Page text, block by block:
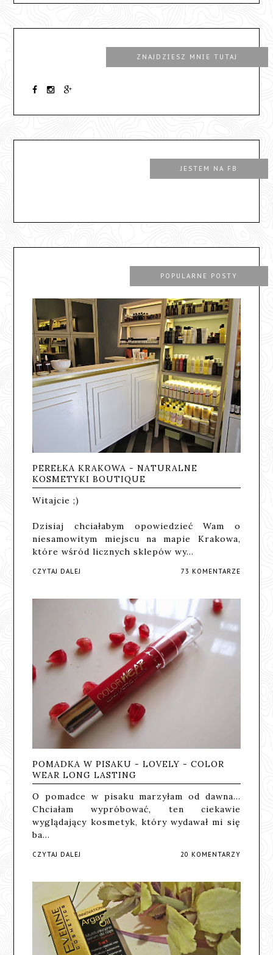
ZNAJDZIESZ MNIE TUTAJ
JESTEM NA FB
POPULARNE POSTY
PEREŁKA KRAKOWA - NATURALNE
KOSMETYKI BOUTIQUE
Witajcie ;)
Dzisiaj chciałabym opowiedzieć Wam o
niesamowitym miejscu na mapie Krakowa,
które wśród licznych sklepów wy…
CZYTAJ DALEJ 73 KOMENTARZE
POMADKA W PISAKU - LOVELY - COLOR
WEAR LONG LASTING
O pomadce w pisaku marzyłam od dawna...
Chciałam wypróbować, ten ciekawie
wyglądający kosmetyk, który wydawał mi się
ba…
CZYTAJ DALEJ 20 KOMENTARZY